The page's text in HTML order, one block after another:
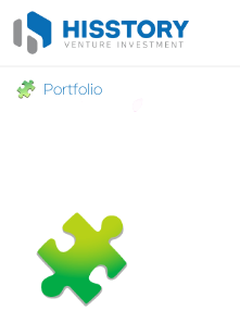
Portfolio
🧩